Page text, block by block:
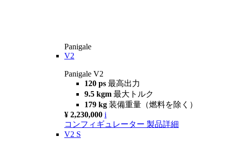
Panigale
V2
Panigale V2
120 ps 最高出力
9.5 kgm 最大トルク
179 kg 装備重量（燃料を除く）
¥ 2,230,000 i
コンフィギュレーター 製品詳細
V2 S